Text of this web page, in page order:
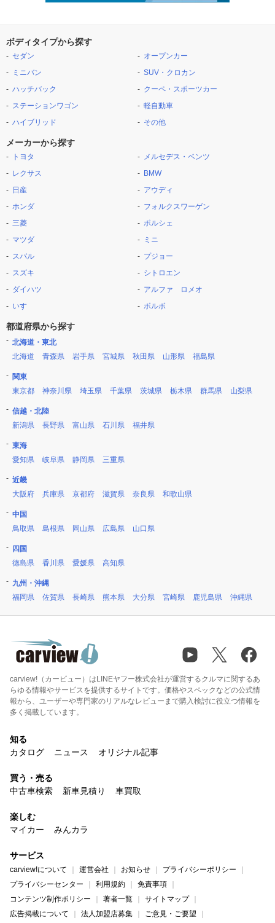
ボディタイプから探す
セダン
ミニバン
ハッチバック
ステーションワゴン
ハイブリッド
オープンカー
SUV・クロカン
クーペ・スポーツカー
軽自動車
その他
メーカーから探す
トヨタ
レクサス
日産
ホンダ
三菱
マツダ
スバル
スズキ
ダイハツ
いすゞ
メルセデス・ベンツ
BMW
アウディ
フォルクスワーゲン
ポルシェ
ミニ
プジョー
シトロエン
アルファ ロメオ
ボルボ
都道府県から探す
北海道・東北
北海道
青森県 岩手県 宮城県 秋田県 山形県 福島県
関東
東京都
神奈川県 埼玉県 千葉県 茨城県 栃木県 群馬県 山梨県
信越・北陸
新潟県
長野県 富山県 石川県 福井県
東海
愛知県
岐阜県 静岡県 三重県
近畿
大阪府
兵庫県 京都府 滋賀県 奈良県 和歌山県
中国
鳥取県
島根県 岡山県 広島県 山口県
四国
徳島県
香川県 愛媛県 高知県
九州・沖縄
福岡県
佐賀県 長崎県 熊本県 大分県 宮崎県 鹿児島県 沖縄県
carview!（カービュー）はLINEヤフー株式会社が運営するクルマに関するあ
らゆる情報やサービスを提供するサイトです。価格やスペックなどの公式情
報から、ユーザーや専門家のリアルなレビューまで購入検討に役立つ情報を
多く掲載しています。
知る
カタログ
ニュース オリジナル記事
買う・売る
中古車検索
新車見積り 車買取
楽しむ
マイカー
みんカラ
サービス
carview!について 運営会社 お知らせ
プライバシーポリシー
プライバシーセンター
利用規約
免責事項
コンテンツ制作ポリシー
著者一覧
サイトマップ
広告掲載について
法人加盟店募集 ご意見・ご要望